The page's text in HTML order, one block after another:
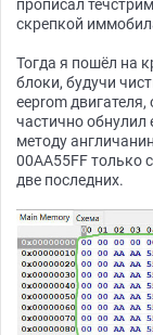
прописал
скрепкой
Тогда я пошёл на
блоки, будучи
eeprom
частично обнулил
методу
00AA55FF только
две последних.